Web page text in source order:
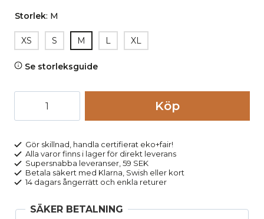
Storlek: M
XS S M L XL
Se storleksguide
grön
mängd
Köp
Gör skillnad, handla certifierat eko+fair!
Alla varor finns i lager för direkt leverans
Supersnabba leveranser, 59 SEK
Betala säkert med Klarna, Swish eller kort
14 dagars ångerrätt och enkla returer
SÄKER BETALNING